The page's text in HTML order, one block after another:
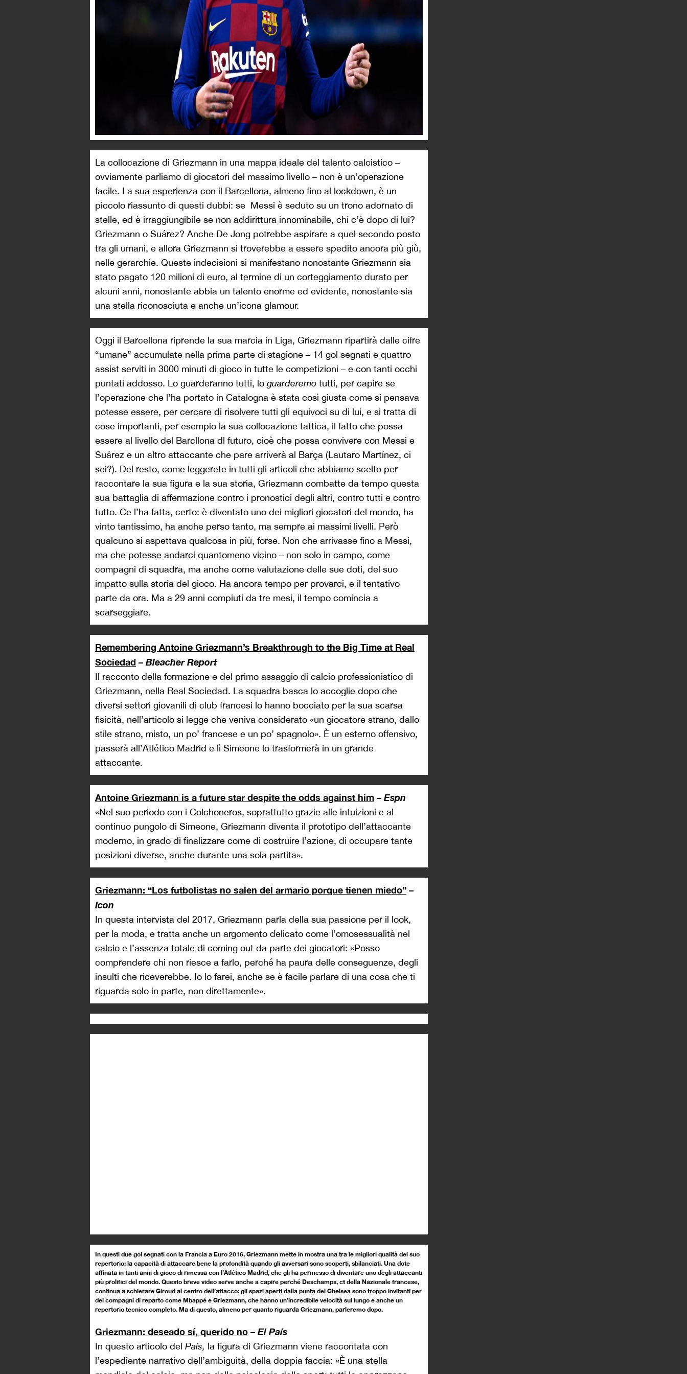
La collocazione di Griezmann in una mappa ideale del talento calcistico –
ovviamente parliamo di giocatori del massimo livello – non è un’operazione
facile. La sua esperienza con il Barcellona, almeno fino al lockdown, è un
piccolo riassunto di questi dubbi: se Messi è seduto su un trono adornato di
stelle, ed è irraggiungibile se non addirittura innominabile, chi c’è dopo di lui?
Griezmann o Suárez? Anche De Jong potrebbe aspirare a quel secondo posto
tra gli umani, e allora Griezmann si troverebbe a essere spedito ancora più giù,
nelle gerarchie. Queste indecisioni si manifestano nonostante Griezmann sia
stato pagato 120 milioni di euro, al termine di un corteggiamento durato per
alcuni anni, nonostante abbia un talento enorme ed evidente, nonostante sia
una stella riconosciuta e anche un’icona glamour.
Oggi il Barcellona riprende la sua marcia in Liga, Griezmann ripartirà dalle cifre
“umane” accumulate nella prima parte di stagione – 14 gol segnati e quattro
assist serviti in 3000 minuti di gioco in tutte le competizioni – e con tanti occhi
puntati addosso. Lo guarderanno tutti, lo guarderemo tutti, per capire se
l’operazione che l’ha portato in Catalogna è stata così giusta come si pensava
potesse essere, per cercare di risolvere tutti gli equivoci su di lui, e si tratta di
cose importanti, per esempio la sua collocazione tattica, il fatto che possa
essere al livello del Barcllona dl futuro, cioè che possa convivere con Messi e
Suárez e un altro attaccante che pare arriverà al Barça (Lautaro Martínez, ci
sei?). Del resto, come leggerete in tutti gli articoli che abbiamo scelto per
raccontare la sua figura e la sua storia, Griezmann combatte da tempo questa
sua battaglia di affermazione contro i pronostici degli altri, contro tutti e contro
tutto. Ce l’ha fatta, certo: è diventato uno dei migliori giocatori del mondo, ha
vinto tantissimo, ha anche perso tanto, ma sempre ai massimi livelli. Però
qualcuno si aspettava qualcosa in più, forse. Non che arrivasse fino a Messi,
ma che potesse andarci quantomeno vicino – non solo in campo, come
compagni di squadra, ma anche come valutazione delle sue doti, del suo
impatto sulla storia del gioco. Ha ancora tempo per provarci, e il tentativo
parte da ora. Ma a 29 anni compiuti da tre mesi, il tempo comincia a
scarseggiare.
Remembering Antoine Griezmann’s Breakthrough to the Big Time at Real
Sociedad – Bleacher Report
Il racconto della formazione e del primo assaggio di calcio professionistico di
Griezmann, nella Real Sociedad. La squadra basca lo accoglie dopo che
diversi settori giovanili di club francesi lo hanno bocciato per la sua scarsa
fisicità, nell’articolo si legge che veniva considerato «un giocatore strano, dallo
stile strano, misto, un po’ francese e un po’ spagnolo». È un esterno offensivo,
passerà all’Atlético Madrid e lì Simeone lo trasformerà in un grande
attaccante.
Antoine Griezmann is a future star despite the odds against him – Espn
«Nel suo periodo con i Colchoneros, soprattutto grazie alle intuizioni e al
continuo pungolo di Simeone, Griezmann diventa il prototipo dell’attaccante
moderno, in grado di finalizzare come di costruire l’azione, di occupare tante
posizioni diverse, anche durante una sola partita».
Griezmann: “Los futbolistas no salen del armario porque tienen miedo” –
Icon
In questa intervista del 2017, Griezmann parla della sua passione per il look,
per la moda, e tratta anche un argomento delicato come l’omosessualità nel
calcio e l’assenza totale di coming out da parte dei giocatori: «Posso
comprendere chi non riesce a farlo, perché ha paura delle conseguenze, degli
insulti che riceverebbe. Io lo farei, anche se è facile parlare di una cosa che ti
riguarda solo in parte, non direttamente».
In questi due gol segnati con la Francia a Euro 2016, Griezmann mette in mostra una tra le migliori qualità del suo
repertorio: la capacità di attaccare bene la profondità quando gli avversari sono scoperti, sbilanciati. Una dote
affinata in tanti anni di gioco di rimessa con l’Atlético Madrid, che gli ha permesso di diventare uno degli attaccanti
più prolifici del mondo. Questo breve video serve anche a capire perché Deschamps, ct della Nazionale francese,
continua a schierare Giroud al centro dell’attacco: gli spazi aperti dalla punta del Chelsea sono troppo invitanti per
dei compagni di reparto come Mbappé e Griezmann, che hanno un’incredibile velocità sul lungo e anche un
repertorio tecnico completo. Ma di questo, almeno per quanto riguarda Griezmann, parleremo dopo.
Griezmann: deseado sí, querido no – El País
In questo articolo del País, la figura di Griezmann viene raccontata con
l’espediente narrativo dell’ambiguità, della doppia faccia: «È una stella